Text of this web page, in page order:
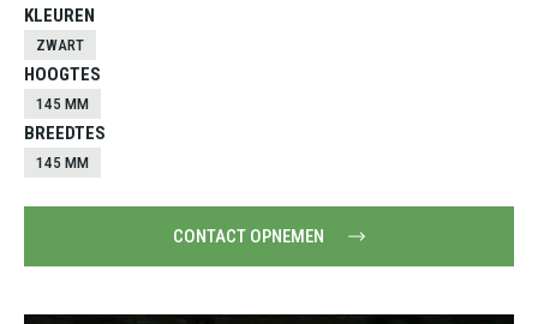
KLEUREN
ZWART
HOOGTES
145 MM
BREEDTES
145 MM
CONTACT OPNEMEN